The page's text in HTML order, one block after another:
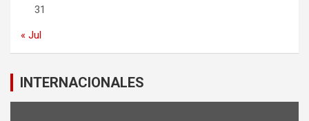
31
« Jul
INTERNACIONALES